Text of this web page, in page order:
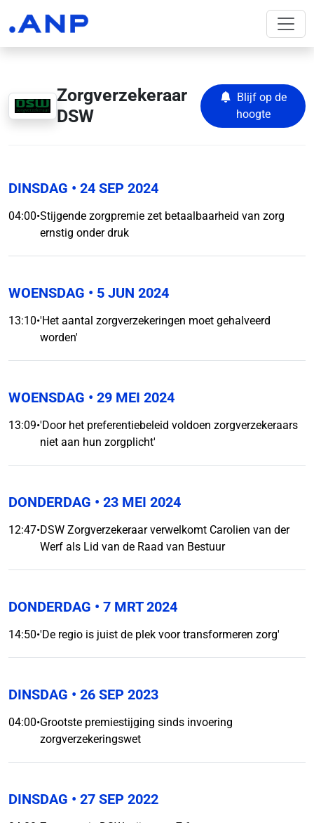
Zorgverzekeraar
DSW
Blijf op de
hoogte
DINSDAG • 24 SEP 2024
04:00•Stijgende zorgpremie zet betaalbaarheid van zorg
ernstig onder druk
WOENSDAG • 5 JUN 2024
13:10•'Het aantal zorgverzekeringen moet gehalveerd
worden'
WOENSDAG • 29 MEI 2024
13:09•'Door het preferentiebeleid voldoen zorgverzekeraars
niet aan hun zorgplicht'
DONDERDAG • 23 MEI 2024
12:47•DSW Zorgverzekeraar verwelkomt Carolien van der
Werf als Lid van de Raad van Bestuur
DONDERDAG • 7 MRT 2024
14:50•'De regio is juist de plek voor transformeren zorg'
DINSDAG • 26 SEP 2023
04:00•Grootste premiestijging sinds invoering
zorgverzekeringswet
DINSDAG • 27 SEP 2022